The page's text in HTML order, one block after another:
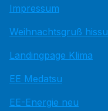
Impressum
Weihnachtsgruß hissu
Landingpage Klima
EE Medatsu
EE-Energie neu